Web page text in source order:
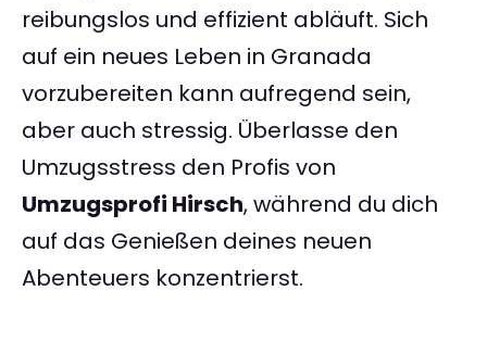
reibungslos und effizient abläuft. Sich
auf ein neues Leben in Granada
vorzubereiten kann aufregend sein,
aber auch stressig. Überlasse den
Umzugsstress den Profis von
Umzugsprofi Hirsch, während du dich
auf das Genießen deines neuen
Abenteuers konzentrierst.